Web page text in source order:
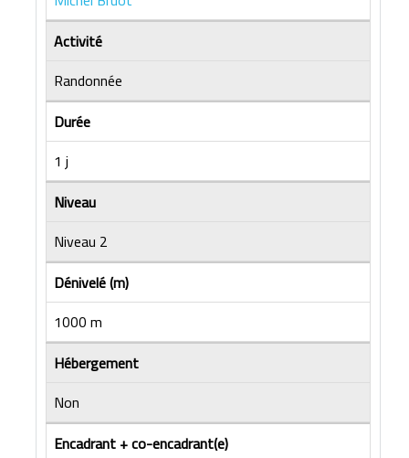
Activité
Randonnée
Durée
1 j
Niveau
Niveau 2
Dénivelé (m)
1000 m
Hébergement
Non
Encadrant + co-encadrant(e)